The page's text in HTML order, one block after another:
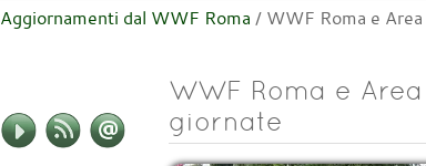
Aggiornamenti dal WWF Roma / WWF Roma e
WWF Roma e
giornate